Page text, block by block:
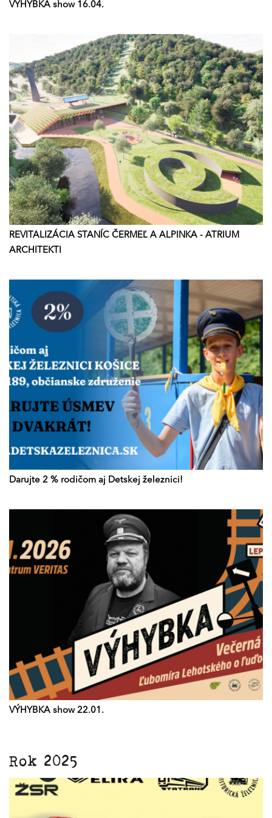
VÝHYBKA show 16.04.
REVITALIZÁCIA STANÍC ČERMEĽ A ALPINKA - ATRIUM
ARCHITEKTI
Darujte 2 % rodičom aj Detskej železnici!
VÝHYBKA show 22.01.
Rok 2025